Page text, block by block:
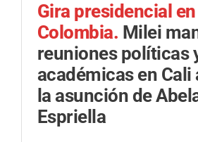
Gira presidencial en
Colombia. Milei
reuniones políticas
académicas en Cali
la asunción de
Espriella